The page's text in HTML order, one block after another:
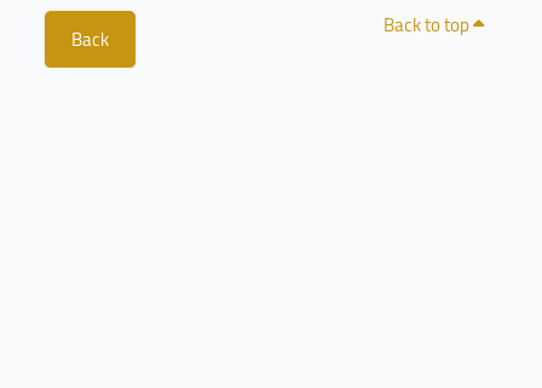
Back Back to top